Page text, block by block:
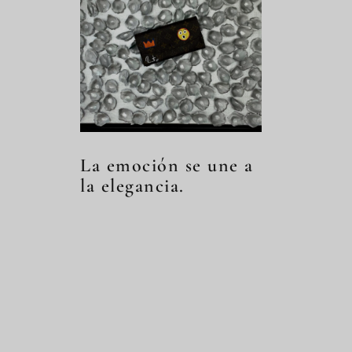
La emoción se une a
la elegancia.